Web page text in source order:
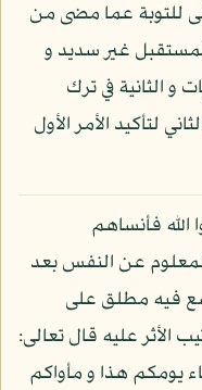
للتوبة عما مضى من
غير سديد و
و الثانية في ترك
لتأكيد الأمر الأول
الله فأنساهم
عن النفس بعد
فيه مطلق على
عليه قال تعالى:
يومكم هذا و مأواكم